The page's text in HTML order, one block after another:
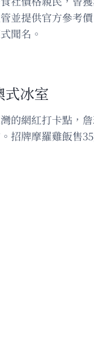
並提供官方參考
聞名。
式冰室
的網紅打卡點，
招牌摩羅雞飯售